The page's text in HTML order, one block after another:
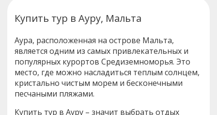
Купить тур в Ауру, Мальта
Аура, расположенная на острове Мальта,
является одним из самых привлекательных и
популярных курортов Средиземноморья. Это
место, где можно насладиться теплым солнцем,
кристально чистым морем и бесконечными
песчаными пляжами.
Купить тур в Ауру – значит выбрать отдых